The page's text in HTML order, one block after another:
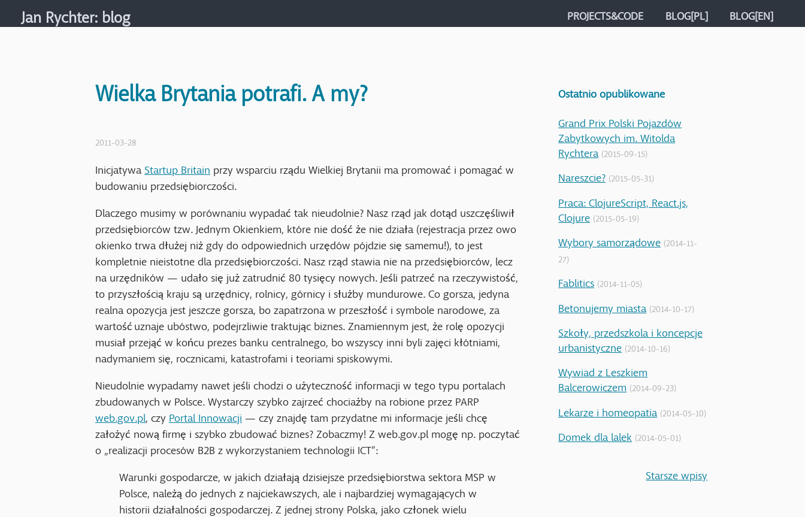
Jan Rychter: blog PROJECTS&CODE BLOG[PL] BLOG[EN]
Wielka Brytania potrafi. A my?
2011-03-28
Inicjatywa Startup Britain przy wsparciu rządu Wielkiej Brytanii ma promować i pomagać w
budowaniu przedsiębiorczości.
Dlaczego musimy w porównaniu wypadać tak nieudolnie? Nasz rząd jak dotąd uszczęśliwił
przedsiębiorców tzw. Jednym Okienkiem, które nie dość że nie działa (rejestracja przez owo
okienko trwa dłużej niż gdy do odpowiednich urzędów pójdzie się samemu!), to jest
kompletnie nieistotne dla przedsiębiorczości. Nasz rząd stawia nie na przedsiębiorców, lecz
na urzędników — udało się już zatrudnić 80 tysięcy nowych. Jeśli patrzeć na rzeczywistość,
to przyszłością kraju są urzędnicy, rolnicy, górnicy i służby mundurowe. Co gorsza, jedyna
realna opozycja jest jeszcze gorsza, bo zapatrzona w przeszłość i symbole narodowe, za
wartość uznaje ubóstwo, podejrzliwie traktując biznes. Znamiennym jest, że rolę opozycji
musiał przejąć w końcu prezes banku centralnego, bo wszyscy inni byli zajęci kłótniami,
nadymaniem się, rocznicami, katastrofami i teoriami spiskowymi.
Nieudolnie wypadamy nawet jeśli chodzi o użyteczność informacji w tego typu portalach
zbudowanych w Polsce. Wystarczy szybko zajrzeć chociażby na robione przez PARP
web.gov.pl , czy Portal Innowacji — czy znajdę tam przydatne mi informacje jeśli chcę
założyć nową firmę i szybko zbudować biznes? Zobaczmy! Z web.gov.pl mogę np. poczytać
o „realizacji procesów B2B z wykorzystaniem technologii ICT”:
Warunki gospodarcze, w jakich działają dzisiejsze przedsiębiorstwa sektora MSP w
Polsce, należą do jednych z najciekawszych, ale i najbardziej wymagających w
historii działalności gospodarczej. Z jednej strony Polska, jako członek wielu
Ostatnio opublikowane
Grand Prix Polski Pojazdów
Zabytkowych im. Witolda
Rychtera (2015-09-15)
Nareszcie? (2015-05-31)
Praca: ClojureScript, React.js,
Clojure (2015-05-19)
Wybory samorządowe (2014-11-
27)
Fablitics (2014-11-05)
Betonujemy miasta (2014-10-17)
Szkoły, przedszkola i koncepcje
urbanistyczne (2014-10-16)
Wywiad z Leszkiem
Balcerowiczem (2014-09-23)
Lekarze i homeopatia (2014-05-10)
Domek dla lalek (2014-05-01)
Starsze wpisy